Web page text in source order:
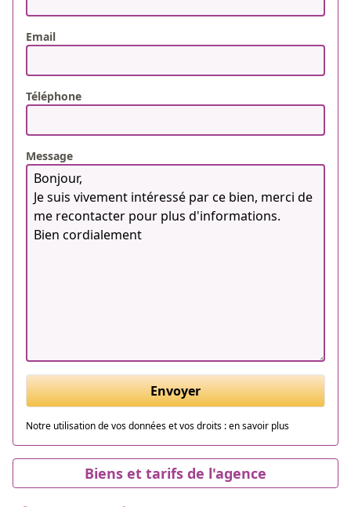
Email
Téléphone
Message
Envoyer
Notre utilisation de vos données et vos droits :en savoir plus
Biens et tarifs de l'agence